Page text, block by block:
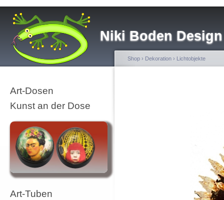
Niki Boden Design
Art-Dosen
Kunst an der Dose
Art-Tuben
Shop › Dekoration › Lichtobjekte